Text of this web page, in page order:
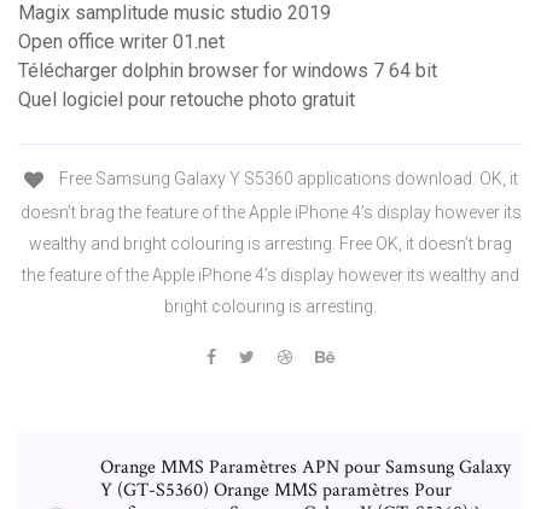
Magix samplitude music studio 2019
Open office writer 01.net
Télécharger dolphin browser for windows 7 64 bit
Quel logiciel pour retouche photo gratuit
Free Samsung Galaxy Y S5360 applications download. OK, it
doesn’t brag the feature of the Apple iPhone 4’s display however its
wealthy and bright colouring is arresting. Free OK, it doesn’t brag
the feature of the Apple iPhone 4’s display however its wealthy and
bright colouring is arresting.
Orange MMS Paramètres APN pour Samsung Galaxy
Y (GT-S5360) Orange MMS paramètres Pour